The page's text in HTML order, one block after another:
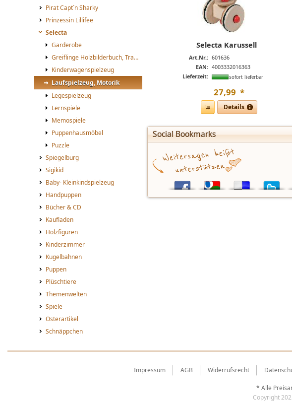
Pirat Capt´n Sharky
Prinzessin Lillifee
Selecta
Garderobe
Greiflinge Holzbilderbuch, Trapez
Kinderwagenspielzeug
Laufspielzeug, Motorik
Legespielzeug
Lernspiele
Memospiele
Puppenhausmöbel
Puzzle
Spiegelburg
Sigikid
Baby- Kleinkindspielzeug
Handpuppen
Bücher & CD
Kaufladen
Holzfiguren
Kinderzimmer
Kugelbahnen
Puppen
Plüschtiere
Themenwelten
Spiele
Osterartikel
Schnäppchen
Selecta Karussell
Art.Nr.: 601636
EAN: 4003332016363
Lieferzeit:
sofort lieferbar
27,99 *
Details
Social Bookmarks
Impressum AGB Widerrufsrecht
* Alle
Copyright